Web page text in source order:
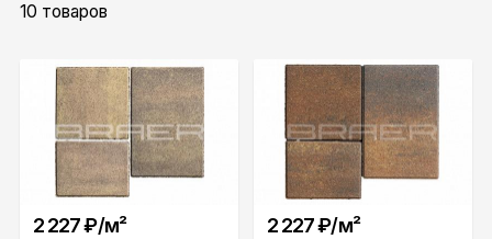
10 товаров
2 227 ₽/м² 2 227 ₽/м²